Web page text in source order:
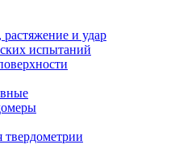
и удар
испытаний